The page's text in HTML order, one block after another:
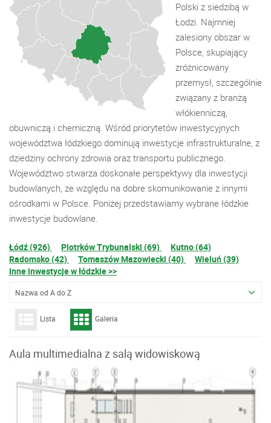
Polski z siedzibą w
Łodzi. Najmniej
zalesiony obszar w
Polsce, skupiający
zróżnicowany
przemysł, szczególnie
związany z branżą
włókienniczą,
obuwniczą i chemiczną. Wśród priorytetów inwestycyjnych
województwa łódzkiego dominują inwestycje infrastrukturalne, z
dziedziny ochrony zdrowia oraz transportu publicznego.
Województwo stwarza doskonałe perspektywy dla inwestycji
budowlanych, ze względu na dobre skomunikowanie z innymi
ośrodkami w Polsce. Poniżej przedstawiamy wybrane łódzkie
inwestycje budowlane.
Łódź (926) Piotrków Trybunalski (69)
Kutno (64)
Radomsko (42)
Tomaszów Mazowiecki (40)
Wieluń (39)
Inne inwestycje w łódzkie >>
Nazwa od A do Z
Lista Galeria
Aula multimedialna z salą widowiskową